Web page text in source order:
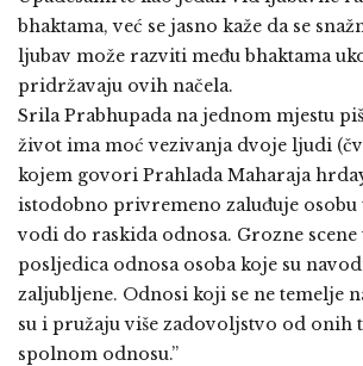
bhaktama, već se jasno kaže da se
ljubav može razviti među bhaktama
pridržavaju ovih načela.
Srila Prabhupada na jednom mjestu
život ima moć vezivanja dvoje ljudi
kojem govori Prahlada Maharaja
istodobno privremeno zaluđuje osobu
vodi do raskida odnosa. Grozne scene
posljedica odnosa osoba koje su
zaljubljene. Odnosi koji se ne temelje
su i pružaju više zadovoljstvo od onih
spolnom odnosu.”